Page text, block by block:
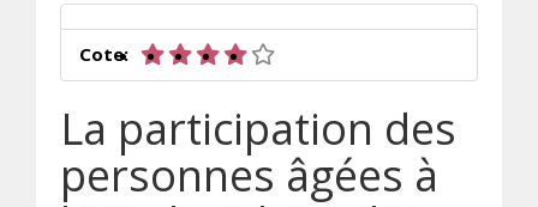
Cote:
La participation des
personnes âgées à